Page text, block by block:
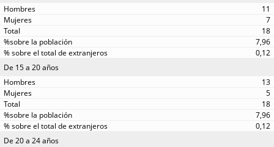
11
7
18
7,96
0,12
De 15 a 20 años
13
5
18
7,96
0,12
De 20 a 24 años